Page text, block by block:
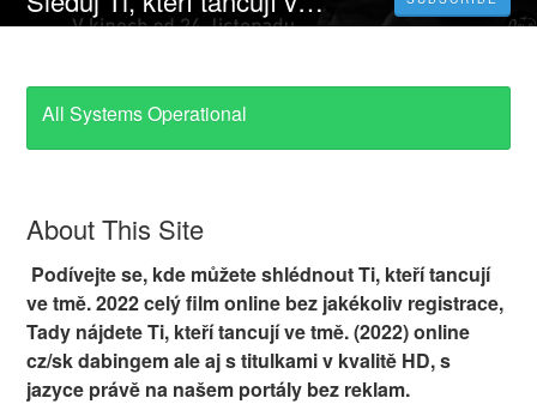
All Systems Operational
About This Site
Podívejte se, kde můžete shlédnout Ti, kteří tancují
ve tmě. 2022 celý film online bez jakékoliv registrace,
Tady nájdete Ti, kteří tancují ve tmě. (2022) online
cz/sk dabingem ale aj s titulkami v kvalitě HD, s
jazyce právě na našem portály bez reklam.